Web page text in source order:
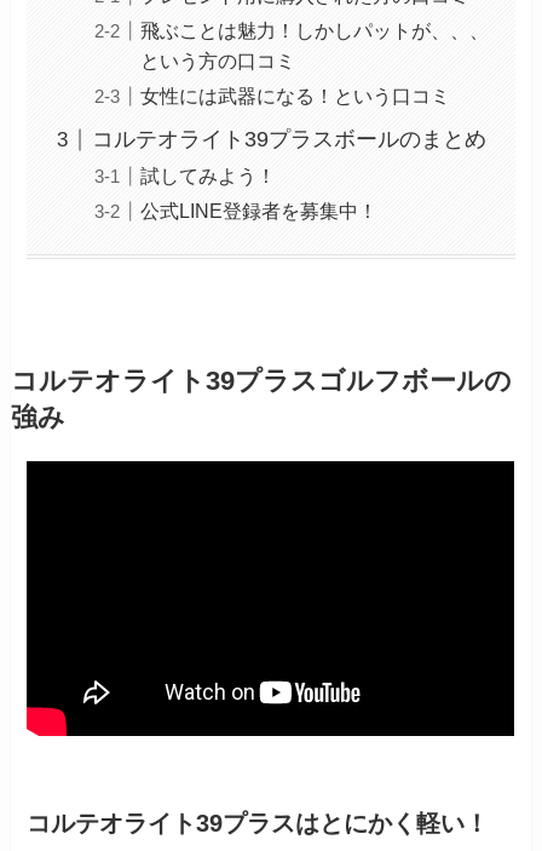
飛ぶことは魅力！しかしパットが、、、
という方の口コミ
女性には武器になる！という口コミ
コルテオライト39プラスボールのまとめ
試してみよう！
公式LINE登録者を募集中！
コルテオライト39プラスゴルフボールの
強み
コルテオライト39プラスはとにかく軽い！